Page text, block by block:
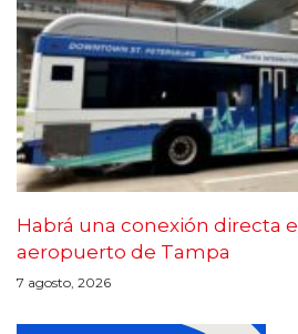
Habrá una conexión directa
aeropuerto de Tampa
7 agosto, 2026